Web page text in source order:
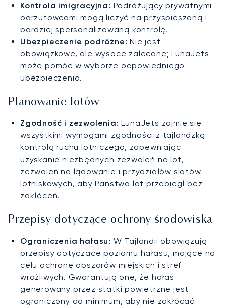
Kontrola imigracyjna: Podróżujący prywatnymi
odrzutowcami mogą liczyć na przyspieszoną i
bardziej spersonalizowaną kontrolę.
Ubezpieczenie podróżne: Nie jest
obowiązkowe, ale wysoce zalecane; LunaJets
może pomóc w wyborze odpowiedniego
ubezpieczenia.
Planowanie lotów
Zgodność i zezwolenia: LunaJets zajmie się
wszystkimi wymogami zgodności z tajlandzką
kontrolą ruchu lotniczego, zapewniając
uzyskanie niezbędnych zezwoleń na lot,
zezwoleń na lądowanie i przydziałów slotów
lotniskowych, aby Państwa lot przebiegł bez
zakłóceń.
Przepisy dotyczące ochrony środowiska
Ograniczenia hałasu: W Tajlandii obowiązują
przepisy dotyczące poziomu hałasu, mające na
celu ochronę obszarów miejskich i stref
wrażliwych. Gwarantują one, że hałas
generowany przez statki powietrzne jest
ograniczony do minimum, aby nie zakłócać